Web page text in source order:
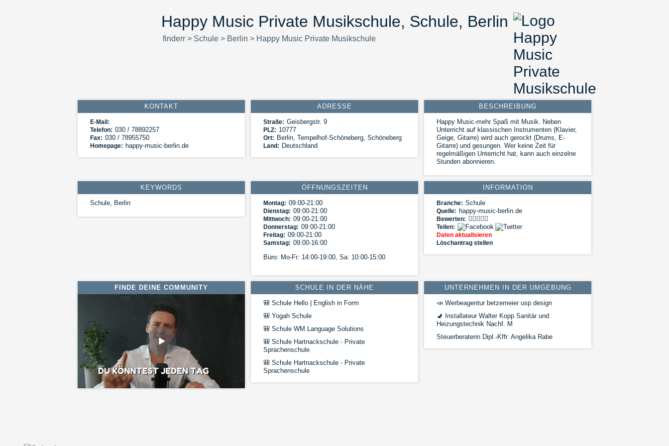
Happy Music Private Musikschule, Schule, Berlin
finderr> Schule> Berlin > Happy Music Private Musikschule
KONTAKT
E-Mail:
Telefon: 030 / 78892257
Fax: 030 / 78955750
Homepage: happy-music-berlin.de
ADRESSE
Straße: Geisbergstr. 9
PLZ: 10777
Ort: Berlin, Tempelhof-Schöneberg, Schöneberg
Land: Deutschland
BESCHREIBUNG
Happy Music-mehr Spaß mit Musik. Neben
Unterricht auf klassischen Instrumenten (Klavier,
Geige, Gitarre) wird auch gerockt (Drums, E-
Gitarre) und gesungen. Wer keine Zeit für
regelmäßigen Unterricht hat, kann auch einzelne
Stunden abonnieren.
KEYWORDS
Schule, Berlin
ÖFFNUNGSZEITEN
Montag: 09:00-21:00
Dienstag: 09:00-21:00
Mittwoch: 09:00-21:00
Donnerstag: 09:00-21:00
Freitag: 09:00-21:00
Samstag: 09:00-16:00
Büro: Mo-Fr: 14:00-19:00, Sa: 10:00-15:00
INFORMATION
Branche: Schule
Quelle: happy-music-berlin.de
Bewerten:
Teilen:
Daten aktualisieren
Löschantrag stellen
FINDE DEINE COMMUNITY SCHULE IN DER NÄHE
🎒 Schule Hello | English in Form
🎒 Yogah Schule
🎒 Schule WM Language Solutions
🎒 Schule Hartnackschule - Private
Sprachenschule
🎒 Schule Hartnackschule - Private
Sprachenschule
UNTERNEHMEN IN DER UMGEBUNG
📣 Werbeagentur betzemeier usp design
🚽
Installateur Walter Kopp Sanitär und
Heizungstechnik Nachf. M
Steuerberaterin Dipl.-Kffr. Angelika Rabe